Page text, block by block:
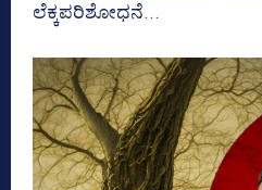
ಲೆಕ್ಕಪರಿಶೋಧನೆ...